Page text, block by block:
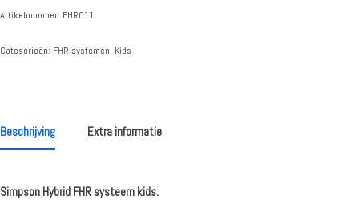
Artikelnummer: FHR011
Categorieën: FHR systemen, Kids
Beschrijving Extra informatie
Simpson Hybrid FHR systeem kids.